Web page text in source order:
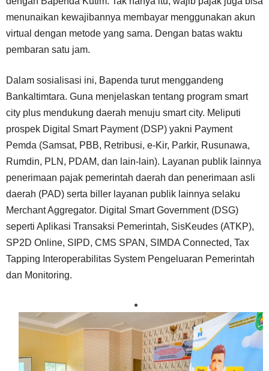
menunaikan kewajibannya membayar menggunakan akun
virtual dengan metode yang sama. Dengan batas waktu
pembaran satu jam.
Dalam sosialisasi ini, Bapenda turut menggandeng
Bankaltimtara. Guna menjelaskan tentang program smart
city plus mendukung daerah menuju smart city. Meliputi
prospek Digital Smart Payment (DSP) yakni Payment
Pemda (Samsat, PBB, Retribusi, e-Kir, Parkir, Rusunawa,
Rumdin, PLN, PDAM, dan lain-lain). Layanan publik lainnya
penerimaan pajak pemerintah daerah dan penerimaan asli
daerah (PAD) serta biller layanan publik lainnya selaku
Merchant Aggregator. Digital Smart Government (DSG)
seperti Aplikasi Transaksi Pemerintah, SisKeudes (ATKP),
SP2D Online, SIPD, CMS SPAN, SIMDA Connected, Tax
Tapping Interoperabilitas System Pengeluaran Pemerintah
dan Monitoring.